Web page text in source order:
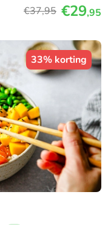
€37,95 €29,95
33% korting